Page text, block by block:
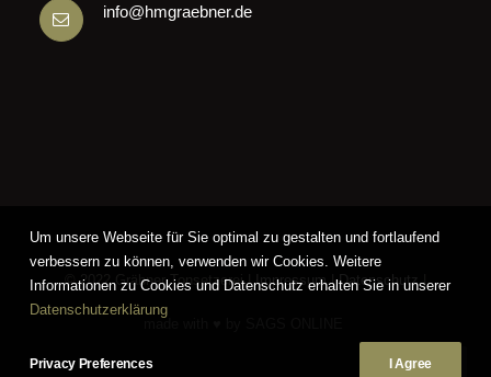
info@hmgraebner.de
© 2022 Gräbner Tonsetzerei |Impressum|Datenschutz|
Um unsere Webseite für Sie optimal zu gestalten und fortlaufend
verbessern zu können, verwenden wir Cookies. Weitere
Informationen zu Cookies und Datenschutz erhalten Sie in unserer
Datenschutzerklärung
Privacy Preferences I Agree